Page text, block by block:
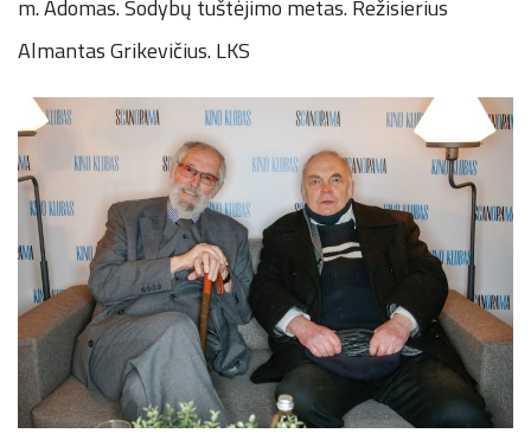
m. Adomas. Sodybų tuštėjimo metas. Režisierius
Almantas Grikevičius. LKS